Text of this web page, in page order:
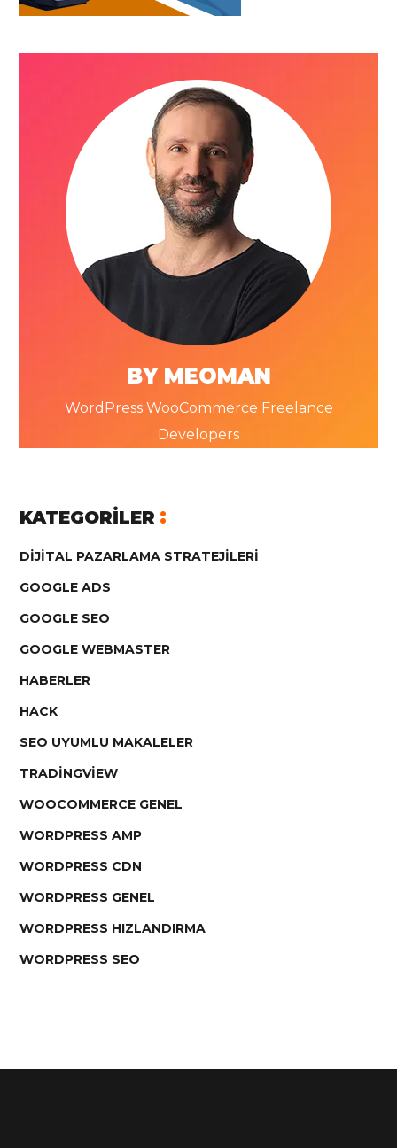
BY MEOMAN
WordPress WooCommerce Freelance
Developers
KATEGORILER
DIJITAL PAZARLAMA STRATEJILERI
GOOGLE ADS
GOOGLE SEO
GOOGLE WEBMASTER
HABERLER
HACK
SEO UYUMLU MAKALELER
TRADINGVIEW
WOOCOMMERCE GENEL
WORDPRESS AMP
WORDPRESS CDN
WORDPRESS GENEL
WORDPRESS HIZLANDIRMA
WORDPRESS SEO